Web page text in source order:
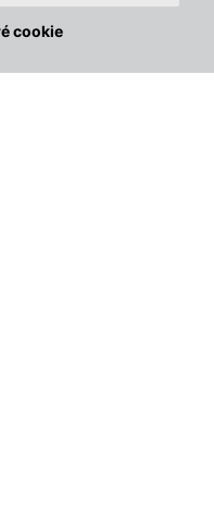
cookie
vynikající tepelné ✕